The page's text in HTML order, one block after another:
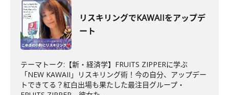
リスキリングでKAWAIIをアップデ
ート
テーマトーク:【新・経済学】FRUITS ZIPPERに学ぶ
「NEW KAWAII」リスキリング術！今の自分、アップデー
トできてる？紅白出場も果たした最注目グループ・